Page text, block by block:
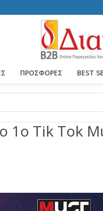
ΠΡΟΣΦΟΡΕΣ BEST
1ο Tik Tok